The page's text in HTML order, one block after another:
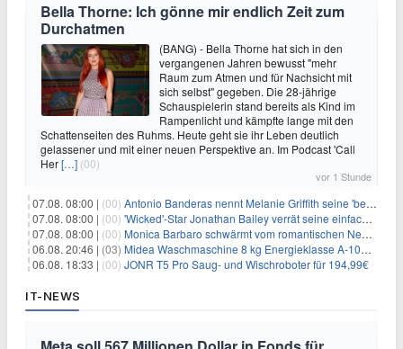
Bella Thorne: Ich gönne mir endlich Zeit zum
Durchatmen
(BANG) - Bella Thorne hat sich in den
vergangenen Jahren bewusst "mehr
Raum zum Atmen und für Nachsicht mit
sich selbst" gegeben. Die 28-jährige
Schauspielerin stand bereits als Kind im
Rampenlicht und kämpfte lange mit den
Schattenseiten des Ruhms. Heute geht sie ihr Leben deutlich
gelassener und mit einer neuen Perspektive an. Im Podcast 'Call
Her[…] (00)
vor 1 Stunde
07.08. 08:00 | (00) Antonio Banderas nennt Melanie Griffith seine 'beste Freundin'
07.08. 08:00 | (00) 'Wicked'-Star Jonathan Bailey verrät seine einfache Hautpflegeroutine
07.08. 08:00 | (00) Monica Barbaro schwärmt vom romantischen New York
06.08. 20:46 | (03) Midea Waschmaschine 8 kg Energieklasse A-10% 1400 U/Min für 289,97€
06.08. 18:33 | (00) JONR T5 Pro Saug- und Wischroboter für 194,99€
IT-NEWS